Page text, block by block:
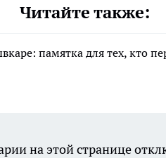
Читайте также:
памятка для тех, кто
на этой странице